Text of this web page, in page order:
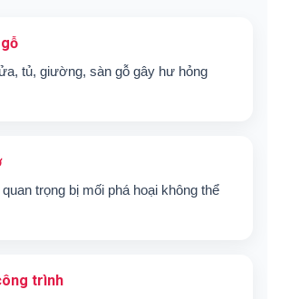
tủ, giường, sàn gỗ gây hư hỏng
trọng bị mối phá hoại không thể
trình